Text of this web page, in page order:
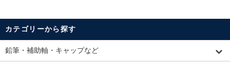
カテゴリーから探す
鉛筆・補助軸・キャップなど